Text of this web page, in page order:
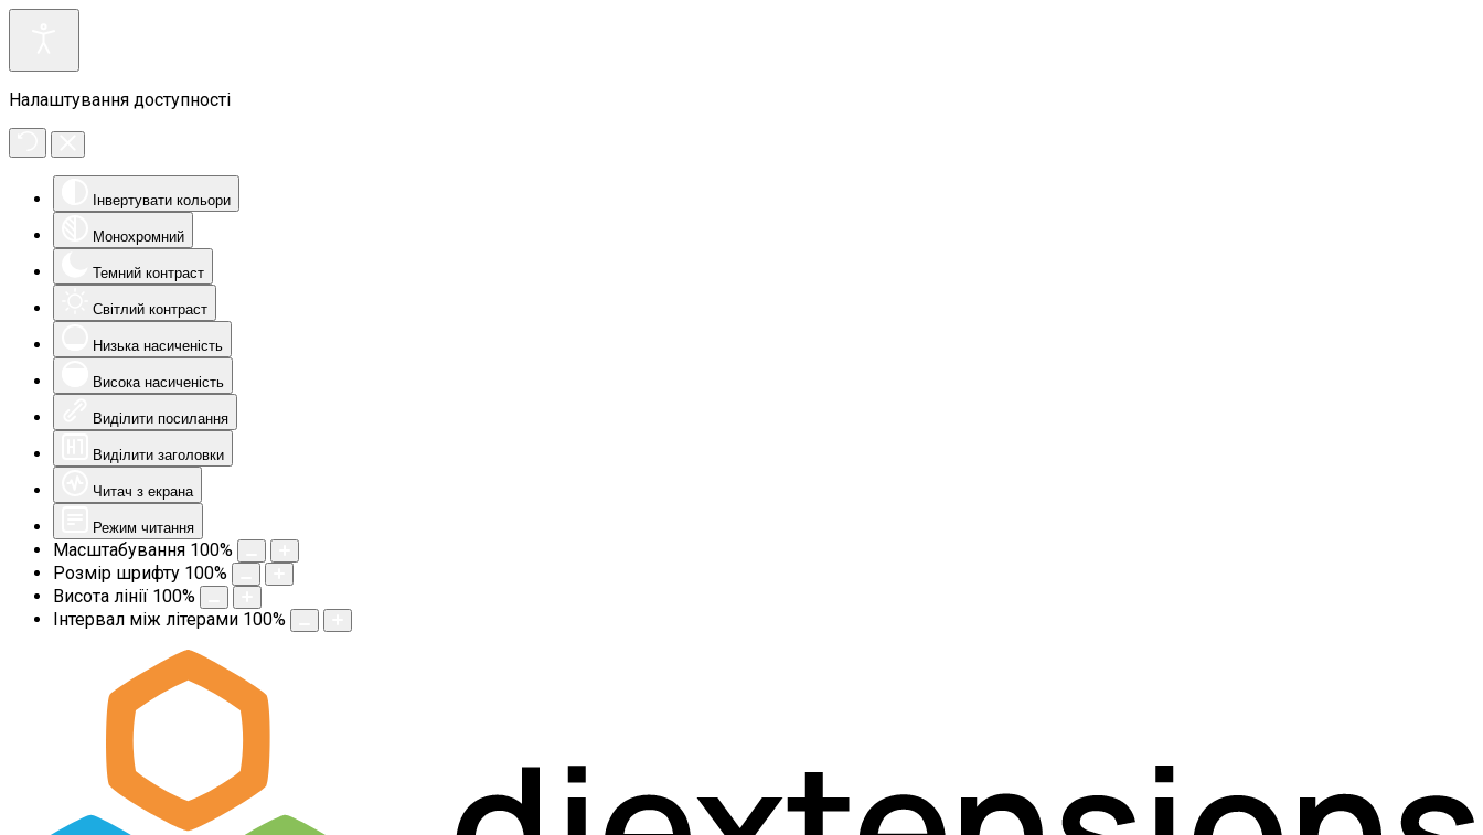
Налаштування доступності
Інвертувати кольори
Монохромний
Темний контраст
Світлий контраст
Низька насиченість
Висока насиченість
Виділити посилання
Виділити заголовки
Читач з екрана
Режим читання
Масштабування 100%
Розмір шрифту 100%
Висота лінії 100%
Інтервал між літерами 100%